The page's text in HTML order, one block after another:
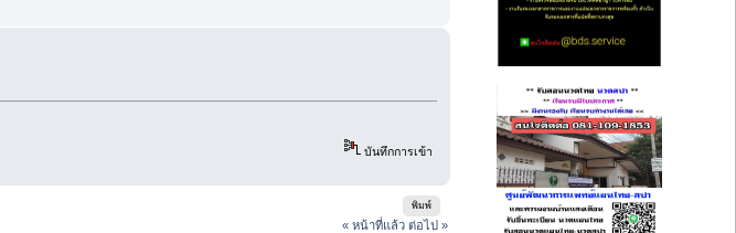
บันทึกการเข้า
พิมพ์
« หน้าที่แล้ว ต่อไป »